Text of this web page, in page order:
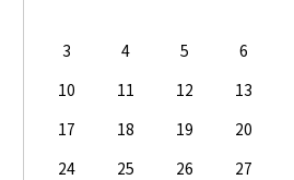
3
4 5 6
10
11 12 13
17
18 19 20
24
25 26 27